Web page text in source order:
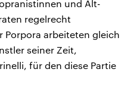
und Alt-
regelrecht
Porpora arbeiteten gleich
seiner Zeit,
für den diese Partie